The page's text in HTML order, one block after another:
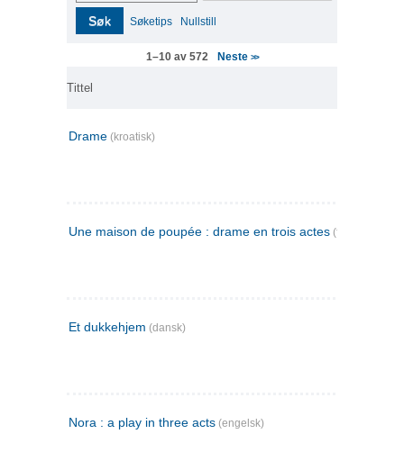
Søk Søketips Nullstill
1–10 av 572 Neste >>
Tittel
Drame (kroatisk)
Une maison de poupée : drame en trois actes (fransk)
Et dukkehjem (dansk)
Nora : a play in three acts (engelsk)